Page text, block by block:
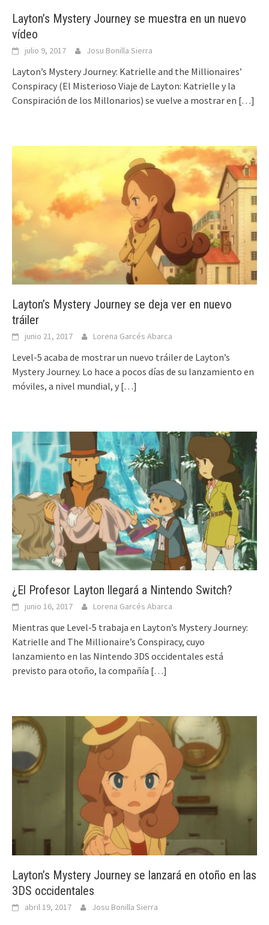
Layton’s Mystery Journey se muestra en un nuevo
vídeo
julio 9, 2017 Josu Bonilla Sierra
Layton’s Mystery Journey: Katrielle and the Millionaires’
Conspiracy (El Misterioso Viaje de Layton: Katrielle y la
Conspiración de los Millonarios) se vuelve a mostrar en […]
Layton’s Mystery Journey se deja ver en nuevo
tráiler
junio 21, 2017 Lorena Garcés Abarca
Level-5 acaba de mostrar un nuevo tráiler de Layton’s
Mystery Journey. Lo hace a pocos días de su lanzamiento en
móviles, a nivel mundial, y […]
¿El Profesor Layton llegará a Nintendo Switch?
junio 16, 2017 Lorena Garcés Abarca
Mientras que Level-5 trabaja en Layton’s Mystery Journey:
Katrielle and The Millionaire’s Conspiracy, cuyo
lanzamiento en las Nintendo 3DS occidentales está
previsto para otoño, la compañía […]
Layton’s Mystery Journey se lanzará en otoño en las
3DS occidentales
abril 19, 2017 Josu Bonilla Sierra